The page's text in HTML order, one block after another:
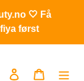
🤍 Få
først
Logg på